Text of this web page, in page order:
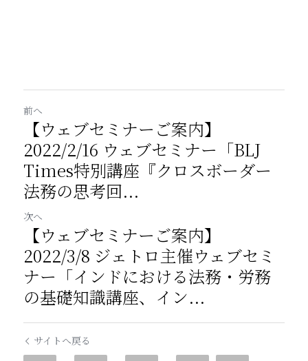
前へ
【ウェブセミナーご案内】
2022/2/16 ウェブセミナー「BLJ
Times特別講座『クロスボーダー
法務の思考回...
次へ
【ウェブセミナーご案内】
2022/3/8 ジェトロ主催ウェブセミ
ナー「インドにおける法務・労務
の基礎知識講座、イン...
サイトへ戻る